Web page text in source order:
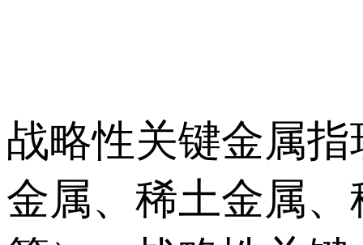
战略性关键金属
金属、稀土金属、